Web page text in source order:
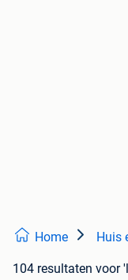
Home Huis
104 resultaten voor